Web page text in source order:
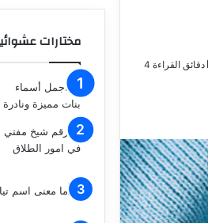
دقائق القراءة 4
مختارات